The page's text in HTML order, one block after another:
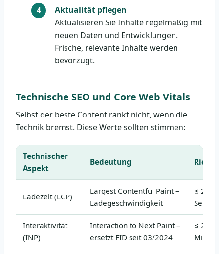
Aktualität pflegen
Aktualisieren Sie Inhalte regelmäßig mit
neuen Daten und Entwicklungen.
Frische, relevante Inhalte werden
bevorzugt.
Technische SEO und Core Web Vitals
Selbst der beste Content rankt nicht, wenn die
Technik bremst. Diese Werte sollten stimmen:
Technischer
Aspekt
Bedeutung
Ladezeit (LCP)
Largest Contentful Paint –
Ladegeschwindigkeit
≤ 2,5
Interaktivität
(INP)
Interaction to Next Paint –
ersetzt FID seit 03/2024
≤ 200